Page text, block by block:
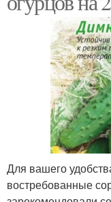
Для вашего
востребованные